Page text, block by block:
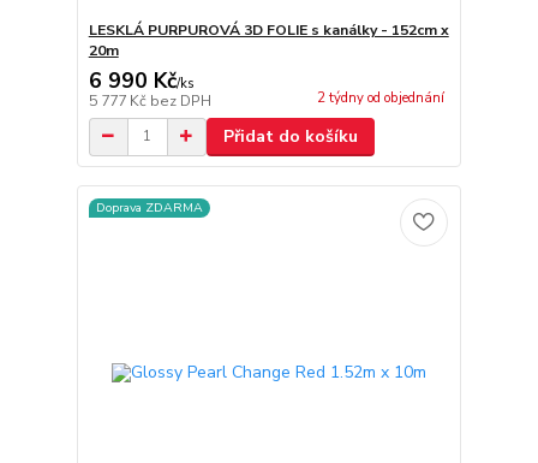
LESKLÁ PURPUROVÁ 3D FOLIE s kanálky - 152cm x
20m
6 990 Kč/ks
5 777 Kč bez DPH 2 týdny od objednání
Přidat do košíku
Doprava ZDARMA